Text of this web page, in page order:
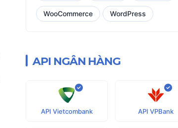
WooCommerce WordPress
API NGÂN HÀNG
API Vietcombank API VPBank